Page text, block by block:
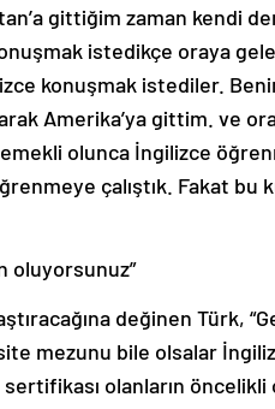
gittiğim zaman kendi
istedikçe oraya
konuşmak istediler.
Amerika’ya gittim. ve
olunca İngilizce
çalıştık. Fakat bu
oluyorsunuz”
değinen Türk,
mezunu bile olsalar
olanların